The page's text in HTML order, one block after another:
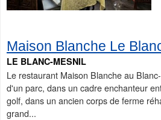
Maison Blanche Le
LE BLANC-MESNIL
Le restaurant Maison Blanche au
d'un parc, dans un cadre enchanteur
golf, dans un ancien corps de ferme
grand...